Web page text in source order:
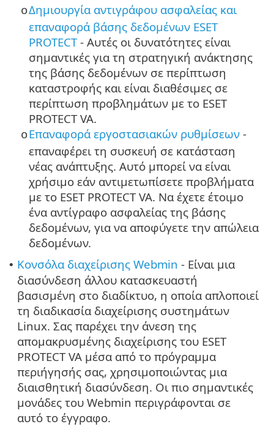
oΔημιουργία αντιγράφου ασφαλείας και
επαναφορά βάσης δεδομένων ESET
PROTECT- Αυτές οι δυνατότητες είναι
σημαντικές για τη στρατηγική ανάκτησης
της βάσης δεδομένων σε περίπτωση
καταστροφής και είναι διαθέσιμες σε
περίπτωση προβλημάτων με το ESET
PROTECT VA.
oΕπαναφορά εργοστασιακών ρυθμίσεων -
επαναφέρει τη συσκευή σε κατάσταση
νέας ανάπτυξης. Αυτό μπορεί να είναι
χρήσιμο εάν αντιμετωπίσετε προβλήματα
με το ESET PROTECT VA. Να έχετε έτοιμο
ένα αντίγραφο ασφαλείας της βάσης
δεδομένων, για να αποφύγετε την απώλεια
δεδομένων.
• Κονσόλα διαχείρισης Webmin - Είναι μια
διασύνδεση άλλου κατασκευαστή
βασισμένη στο διαδίκτυο, η οποία απλοποιεί
τη διαδικασία διαχείρισης συστημάτων
Linux. Σας παρέχει την άνεση της
απομακρυσμένης διαχείρισης του ESET
PROTECT VA μέσα από το πρόγραμμα
περιήγησής σας, χρησιμοποιώντας μια
διαισθητική διασύνδεση. Οι πιο σημαντικές
μονάδες του Webmin περιγράφονται σε
αυτό το έγγραφο.